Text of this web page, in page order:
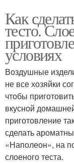
Как
тесто.
условиях
Воздушные
не все хозяйки
чтобы
вкусной
приготовление
сделать
«Наполеон», на
слоеного теста.